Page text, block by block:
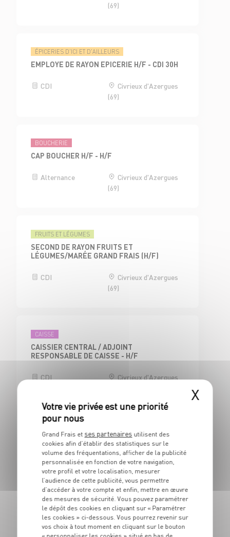
(69)
ÉPICERIES D'ICI ET D'AILLEURS
EMPLOYE DE RAYON EPICERIE H/F - CDI 30H
CDI
Civrieux d'Azergues
(69)
BOUCHERIE
CAP BOUCHER H/F - H/F
Alternance
Civrieux d'Azergues
(69)
FRUITS ET LÉGUMES
SECOND DE RAYON FRUITS ET
LÉGUMES/MARÉE GRAND FRAIS (H/F)
CDI
Civrieux d'Azergues
(69)
CAISSE
CAISSIER CENTRAL / ADJOINT
RESPONSABLE DE CAISSE - H/F
CDI
Civrieux d'Azergues
BOUCHERIE
BOUCHER - H/F
CDI
Civrieux d'Azergues
(69)
BOUCHERIE
X
Grand Frais et ses partenaires utilisent des
cookies afin d’établir des statistiques sur le
volume des fréquentations, afficher de la publicité
personnalisée en fonction de votre navigation,
votre profil et votre localisation, mesurer
l’audience de cette publicité, vous permettre
d’accéder à votre compte et enfin, mettre en œuvre
des mesures de sécurité. Vous pouvez paramétrer
le dépôt des cookies en cliquant sur « Paramétrer
les cookies » ci-dessous. Vous pourrez revenir sur
vos choix à tout moment en cliquant sur le bouton